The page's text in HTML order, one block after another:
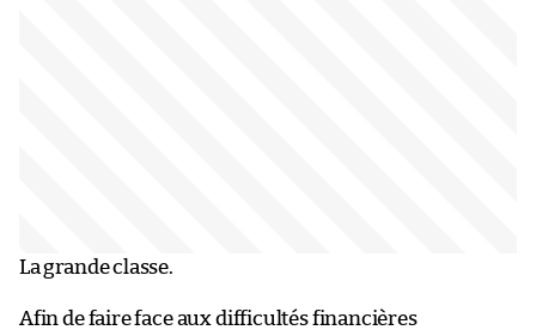
La grande classe.
Afin de faire face aux difficultés financières